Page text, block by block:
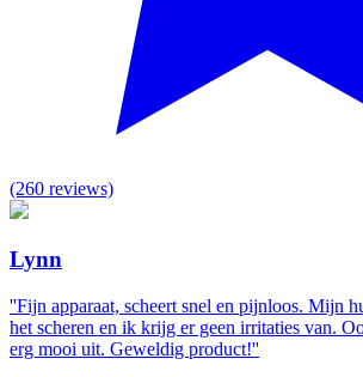
(260 reviews)
Lynn
''Fijn apparaat, scheert snel en pijnloos. Mijn
het scheren en ik krijg er geen irritaties van.
erg mooi uit. Geweldig product!''